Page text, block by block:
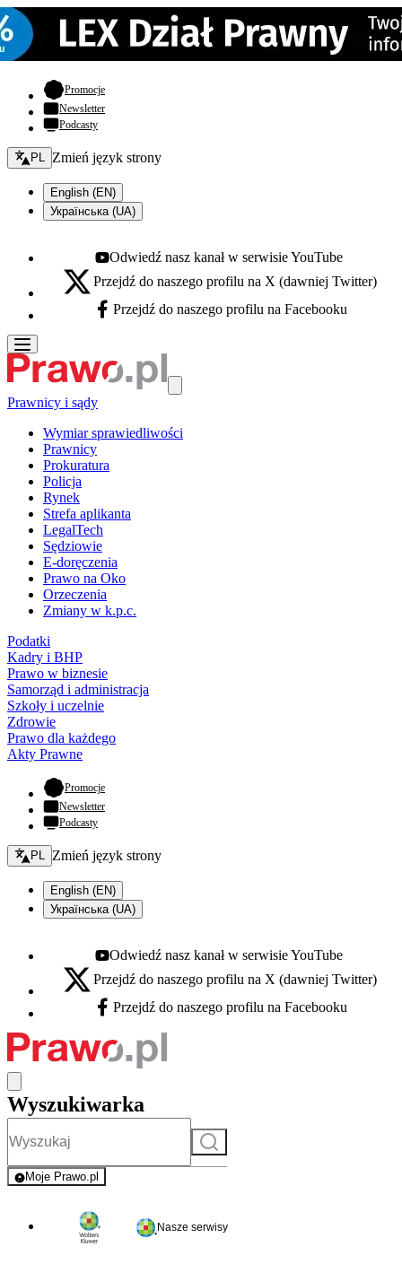
Promocje- otwiera się w nowej karcie
Newsletter
Podcasty
Zmień język - bieżący:
PL Zmień język strony
English (EN)
Українська (UA)
Youtube - otwiera się w nowej karcie
Odwiedź nasz kanał w serwisie YouTube
X - otwiera się w nowej karcie
Przejdź do naszego profilu na X (dawniej Twitter)
Facebook - otwiera się w nowej karcie
Przejdź do naszego profilu na Facebooku
Prawnicy i sądy
Wymiar sprawiedliwości
Prawnicy
Prokuratura
Policja
Rynek
Strefa aplikanta
LegalTech
Sędziowie
E-doręczenia
Prawo na Oko
Orzeczenia
Zmiany w k.p.c.
Podatki
Kadry i BHP
Prawo w biznesie
Samorząd i administracja
Szkoły i uczelnie
Zdrowie
Prawo dla każdego
Akty Prawne
Promocje- otwiera się w nowej karcie
Newsletter
Podcasty
Zmień język - bieżący:
PL Zmień język strony
English (EN)
Українська (UA)
Youtube - otwiera się w nowej karcie
Odwiedź nasz kanał w serwisie YouTube
X - otwiera się w nowej karcie
Przejdź do naszego profilu na X (dawniej Twitter)
Facebook - otwiera się w nowej karcie
Przejdź do naszego profilu na Facebooku
Wyszukiwarka
Szukaj
Moje Prawo.pl
- rejestracja i logowanie do serwisu
Nasze serwisy